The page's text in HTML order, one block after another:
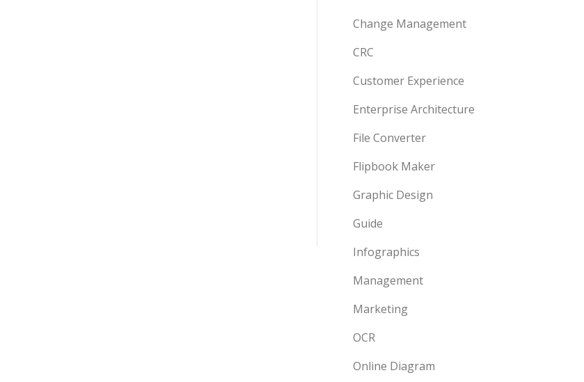
Change Management
CRC
Customer Experience
Enterprise Architecture
File Converter
Flipbook Maker
Graphic Design
Guide
Infographics
Management
Marketing
OCR
Online Diagram